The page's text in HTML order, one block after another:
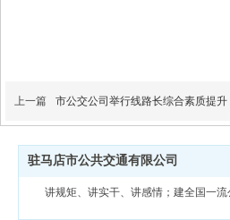
上一篇 市公交公司举行线路长综合素质提
驻马店市公共交通有限公司
讲规矩、讲实干、讲感情；建全国一流